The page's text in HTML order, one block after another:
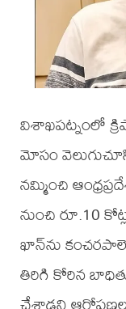
విశాఖపట్నంలో
మోసం
నమ్మించి
నుంచి రూ.10
ఖాన్‌ను
తిరిగి కోరిన